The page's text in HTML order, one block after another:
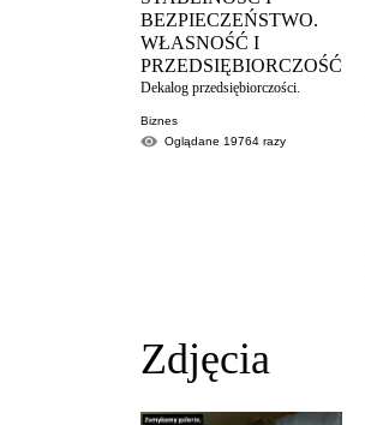
BEZPIECZEŃSTWO.
WŁASNOŚĆ I
PRZEDSIĘBIORCZOŚĆ
Dekalog przedsiębiorczości.
Biznes
Oglądane 19764 razy
Zdjęcia